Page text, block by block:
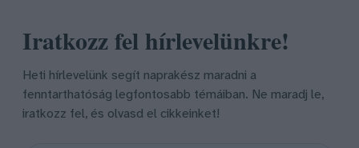
Iratkozz fel hírlevelünkre!
Heti hírlevelünk segít naprakész maradni a
fenntarthatóság legfontosabb témáiban. Ne maradj le,
iratkozz fel, és olvasd el cikkeinket!